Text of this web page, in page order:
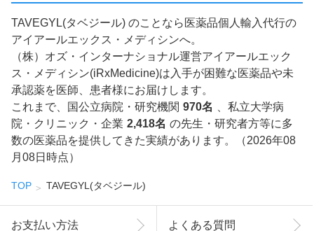
TAVEGYL(タベジール) のことなら医薬品個人輸入代行の
アイアールエックス・メディシンへ。
（株）オズ・インターナショナル運営アイアールエック
ス・メディシン(iRxMedicine)は入手が困難な医薬品や未
承認薬を医師、患者様にお届けします。
これまで、国公立病院・研究機関 970名
、私立大学病
院・クリニック・企業 2,418名 の先生・研究者方等に多
数の医薬品を提供してきた実績があります。（2026年08
月08日時点）
TOP TAVEGYL(タベジール)
お支払い方法 よくある質問